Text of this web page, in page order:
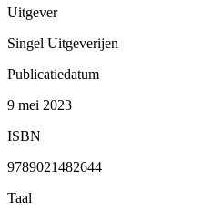
Uitgever
Singel Uitgeverijen
Publicatiedatum
9 mei 2023
ISBN
9789021482644
Taal